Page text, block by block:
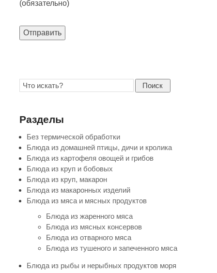
(обязательно)
Отправить
Поиск
Разделы
Без термической обработки
Блюда из домашней птицы, дичи и кролика
Блюда из картофеля овощей и грибов
Блюда из круп и бобовых
Блюда из круп, макарон
Блюда из макаронных изделий
Блюда из мяса и мясных продуктов
Блюда из жаренного мяса
Блюда из мясных консервов
Блюда из отварного мяса
Блюда из тушеного и запеченного мяса
Блюда из рыбы и нерыбных продуктов моря